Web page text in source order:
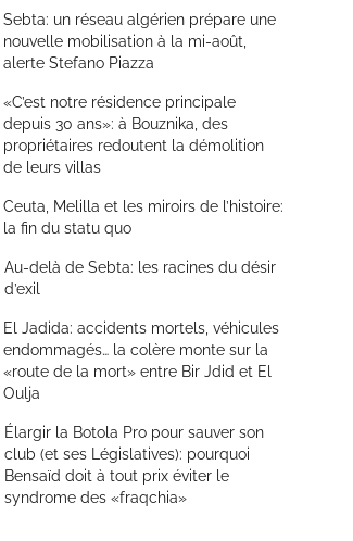
Sebta: un réseau algérien prépare une
nouvelle mobilisation à la mi-août,
alerte Stefano Piazza
«C’est notre résidence principale
depuis 30 ans»: à Bouznika, des
propriétaires redoutent la démolition
de leurs villas
Ceuta, Melilla et les miroirs de l’histoire:
la fin du statu quo
Au-delà de Sebta: les racines du désir
d’exil
El Jadida: accidents mortels, véhicules
endommagés… la colère monte sur la
«route de la mort» entre Bir Jdid et El
Oulja
Élargir la Botola Pro pour sauver son
club (et ses Législatives): pourquoi
Bensaïd doit à tout prix éviter le
syndrome des «fraqchia»